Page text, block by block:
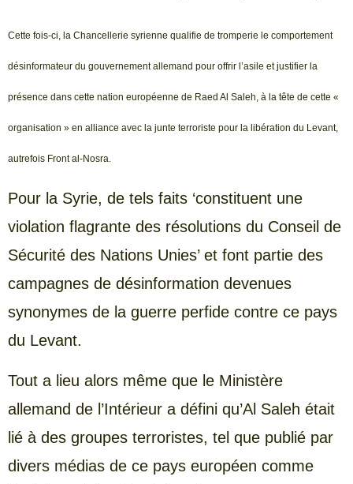
Cette fois-ci, la Chancellerie syrienne qualifie de tromperie le comportement
désinformateur du gouvernement allemand pour offrir l’asile et justifier la
présence dans cette nation européenne de Raed Al Saleh, à la tête de cette «
organisation » en alliance avec la junte terroriste pour la libération du Levant,
autrefois Front al-Nosra.
Pour la Syrie, de tels faits ‘constituent une
violation flagrante des résolutions du Conseil de
Sécurité des Nations Unies’ et font partie des
campagnes de désinformation devenues
synonymes de la guerre perfide contre ce pays
du Levant.
Tout a lieu alors même que le Ministère
allemand de l’Intérieur a défini qu’Al Saleh était
lié à des groupes terroristes, tel que publié par
divers médias de ce pays européen comme